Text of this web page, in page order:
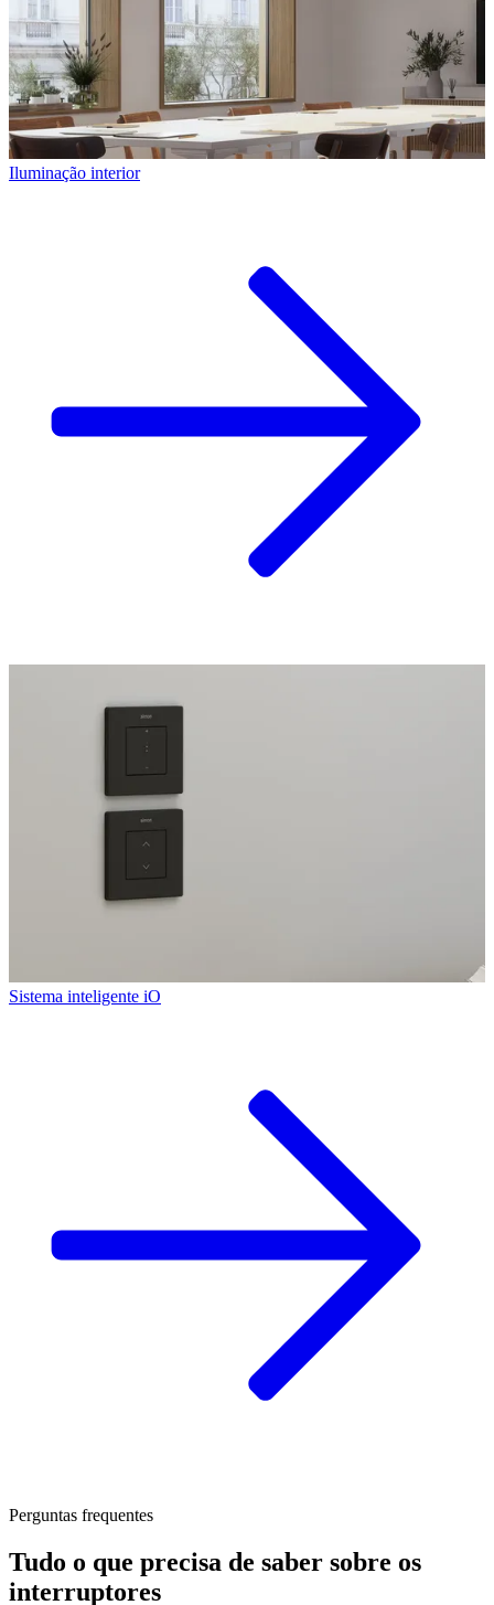
Iluminação interior
Sistema inteligente iO
Perguntas frequentes
Tudo o que precisa de saber sobre os
interruptores